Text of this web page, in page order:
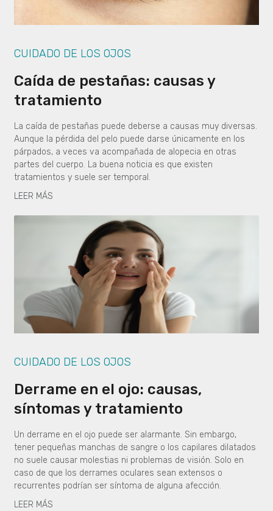
CUIDADO DE LOS OJOS
Caída de pestañas: causas y
tratamiento
La caída de pestañas puede deberse a causas muy diversas.
Aunque la pérdida del pelo puede darse únicamente en los
párpados, a veces va acompañada de alopecia en otras
partes del cuerpo. La buena noticia es que existen
tratamientos y suele ser temporal.
LEER MÁS
CUIDADO DE LOS OJOS
Derrame en el ojo: causas,
síntomas y tratamiento
Un derrame en el ojo puede ser alarmante. Sin embargo,
tener pequeñas manchas de sangre o los capilares dilatados
no suele causar molestias ni problemas de visión. Solo en
caso de que los derrames oculares sean extensos o
recurrentes podrían ser síntoma de alguna afección.
LEER MÁS